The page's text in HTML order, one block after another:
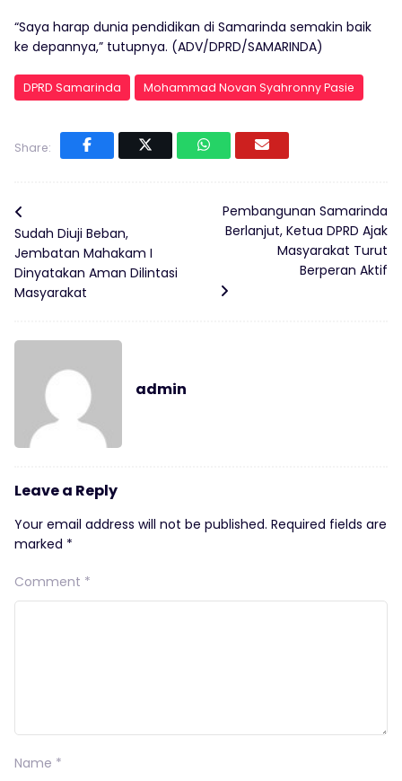
“Saya harap dunia pendidikan di Samarinda semakin baik
ke depannya,” tutupnya. (ADV/DPRD/SAMARINDA)
DPRD Samarinda Mohammad Novan Syahronny Pasie
Share:
Sudah Diuji Beban,
Jembatan Mahakam I
Dinyatakan Aman Dilintasi
Masyarakat
Pembangunan Samarinda
Berlanjut, Ketua DPRD Ajak
Masyarakat Turut
Berperan Aktif
admin
Leave a Reply
Your email address will not be published. Required fields are
marked *
Comment *
Name *